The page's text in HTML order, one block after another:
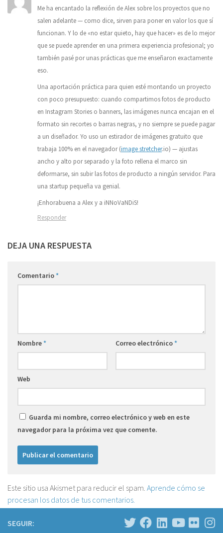
Me ha encantado la reflexión de Alex sobre los proyectos que no
salen adelante — como dice, sirven para poner en valor los que sí
funcionan. Y lo de «no estar quieto, hay que hacer» es de lo mejor
que se puede aprender en una primera experiencia profesional; yo
también pasé por unas prácticas que me enseñaron exactamente
eso.
Una aportación práctica para quien esté montando un proyecto
con poco presupuesto: cuando compartimos fotos de producto
en Instagram Stories o banners, las imágenes nunca encajan en el
formato sin recortes o barras negras, y no siempre se puede pagar
a un diseñador. Yo uso un estirador de imágenes gratuito que
trabaja 100% en el navegador (image stretcher.io) — ajustas
ancho y alto por separado y la foto rellena el marco sin
deformarse, sin subir las fotos de producto a ningún servidor. Para
una startup pequeña va genial.
¡Enhorabuena a Alex y a iNNoVaNDiS!
Responder
DEJA UNA RESPUESTA
Comentario*
Nombre* Correo electrónico*
Web
Guarda mi nombre, correo electrónico y web en este
navegador para la próxima vez que comente.
Este sitio usa Akismet para reducir el spam. Aprende cómo se
procesan los datos de tus comentarios.
SEGUIR: